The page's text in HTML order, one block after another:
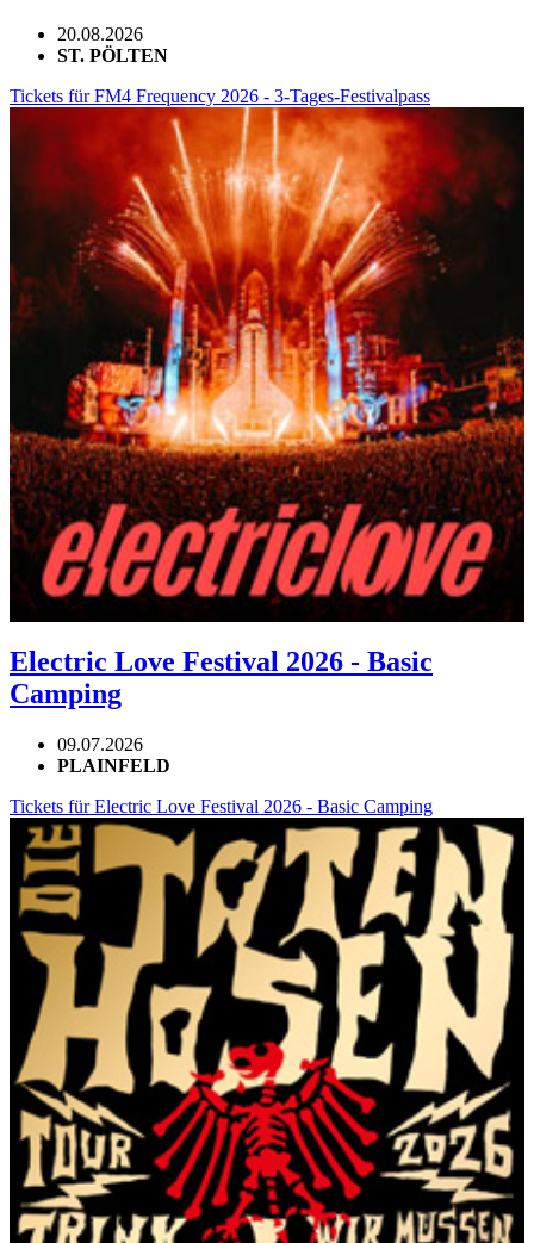
20.08.2026
ST. PÖLTEN
Tickets für FM4 Frequency 2026 - 3-Tages-Festivalpass
Electric Love Festival 2026 - Basic
Camping
09.07.2026
PLAINFELD
Tickets für Electric Love Festival 2026 - Basic Camping